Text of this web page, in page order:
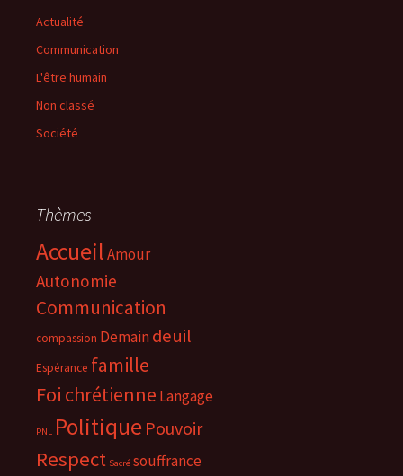
Actualité
Communication
L'être humain
Non classé
Société
Thèmes
AccueilAmour
Autonomie
Communication
compassion Demaindeuil
Espérance famille
Foi chrétienne Langage
PNL Politique Pouvoir
Respect Sacré souffrance